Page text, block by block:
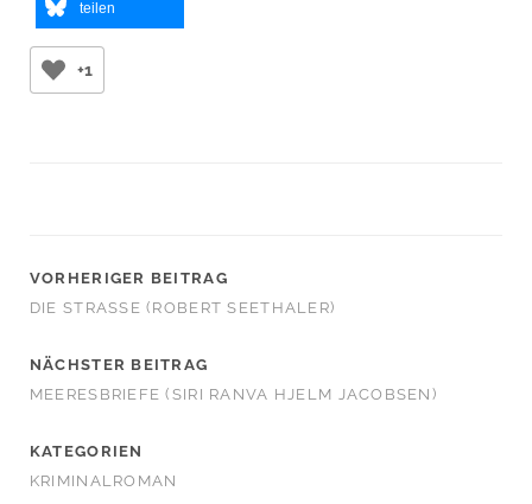
teilen
+1
VORHERIGER BEITRAG
DIE STRASSE (ROBERT SEETHALER)
NÄCHSTER BEITRAG
MEERESBRIEFE (SIRI RANVA HJELM JACOBSEN)
KATEGORIEN
KRIMINALROMAN